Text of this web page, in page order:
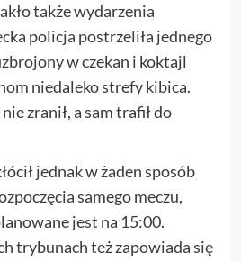
także wydarzenia
policja postrzeliła jednego
w czekan i koktajl
niedaleko strefy kibica.
zranił, a sam trafił do
jednak w żaden sposób
samego meczu,
jest na 15:00.
trybunach też zapowiada się